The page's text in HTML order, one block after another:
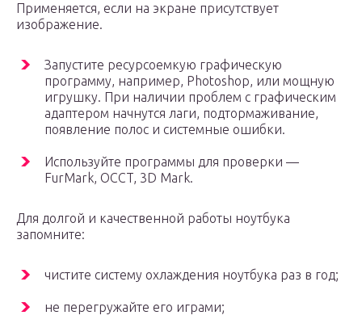
Применяется, если на экране присутствует
изображение.
Запустите ресурсоемкую графическую
программу, например, Photoshop, или мощную
игрушку. При наличии проблем с графическим
адаптером начнутся лаги, подтормаживание,
появление полос и системные ошибки.
Используйте программы для проверки —
FurMark, OCCT, 3D Mark.
Для долгой и качественной работы ноутбука
запомните:
чистите систему охлаждения ноутбука раз в год;
не перегружайте его играми;